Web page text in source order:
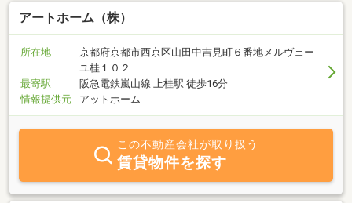
アートホーム（株）
所在地
京都府京都市西京区山田中吉見町６番地メルヴェー
ユ桂１０２
最寄駅
阪急電鉄嵐山線 上桂駅 徒歩16分
情報提供元
アットホーム
この不動産会社が取り扱う
賃貸物件を探す